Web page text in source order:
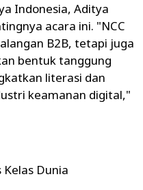
Indonesia, Aditya
acara ini. "NCC
B2B, tetapi juga
bentuk tanggung
literasi dan
keamanan digital,"
Kelas Dunia